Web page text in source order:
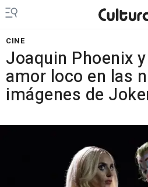
CINE
Joaquin Phoenix
amor loco en las
imágenes de